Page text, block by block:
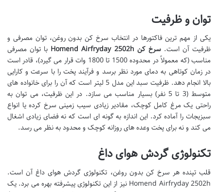
توان و ظرفیت
یکی از مهم ترین فاکتورها در انتخاب سرخ کن بدون روغن، توان مصرفی و
ظرفیت آن است.سرخ کن Homend Airfryday 2502h
با توان مصرفی
مناسب (که معمولاً در محدوده 1500 تا 1800 وات قرار می گیرد)، قادر است
در زمان کوتاهی به دمای مورد نظر برسد و فرآیند پخت را با سرعت و کارایی
بالا انجام دهد. ظرفیت سبد این مدل 5 لیتر است که آن را برای خانواده های
متوسط (3 تا 5 نفر) بسیار مناسب می سازد. در این ظرفیت، می توان به
راحتی یک مرغ کامل کوچک، مقادیر زیادی سیب زمینی سرخ کرده یا انواع
سبزیجات را آماده کرد. این اندازه به گونه ای است که نه فضای زیادی اشغال
می کند و نه برای پخت وعده های روزانه کوچک و محدود به نظر می رسد.
تکنولوژی گردش هوای داغ
قلب تپنده هر سرخ کن بدون روغن، تکنولوژی گردش هوای داغ آن است.
Homend Airfryday 2502h نیز از این تکنولوژی پیشرفته بهره می برد. یک